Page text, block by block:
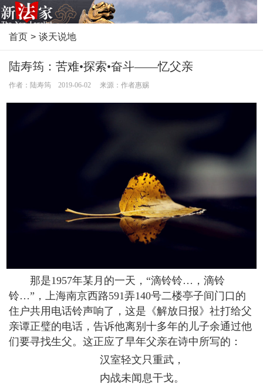
首页 > 谈天说地
陆寿筠：苦难•探索•奋斗——忆父亲
作者：陆寿筠 2019-06-02 来源：作者惠赐
那是1957年某月的一天，“滴铃铃…，滴铃
铃…”，上海南京西路591弄140号二楼亭子间门口的
住户共用电话铃声响了，这是《解放日报》社打给父
亲谭正璧的电话，告诉他离别十多年的儿子余通过他
们要寻找生父。这正应了早年父亲在诗中所写的：
汉室轻文只重武，
内战未闻息干戈。